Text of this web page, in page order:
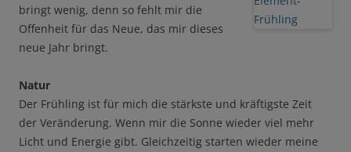
bringt wenig, denn so fehlt mir die
Offenheit für das Neue, das mir dieses
neue Jahr bringt.
Natur
Der Frühling ist für mich die stärkste und kräftigste Zeit
der Veränderung. Wenn mir die Sonne wieder viel mehr
Licht und Energie gibt. Gleichzeitig starten wieder meine